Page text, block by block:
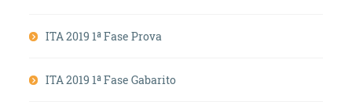
ITA 2019 1ª Fase Prova
ITA 2019 1ª Fase Gabarito